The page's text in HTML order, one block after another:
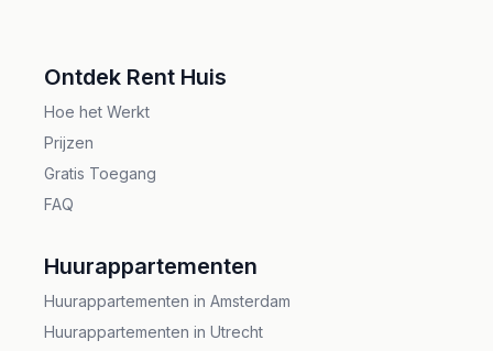
gemeubileerde appartementen in Amersfoort,
Renthuis staat klaar om u gemakkelijk door de
huurmarkt van Amersfoort te loodsen.
Ontdek Rent Huis
Hoe het Werkt
Prijzen
Gratis Toegang
FAQ
Huurappartementen
Huurappartementen in Amsterdam
Huurappartementen in Utrecht